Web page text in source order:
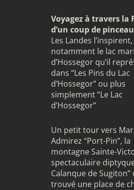
Voyagez à travers la
d’un coup de pinceau
Les Landes
notamment le lac
d’Hossegor qu’il
dans “Les Pins du Lac
d’Hossegor” ou plus
simplement “Le Lac
d’Hossegor”
Un petit tour vers
Admirez “Port-Pin”, la
montagne Sainte-
spectaculaire
Calanque de Sugiton”
trouvé une place de